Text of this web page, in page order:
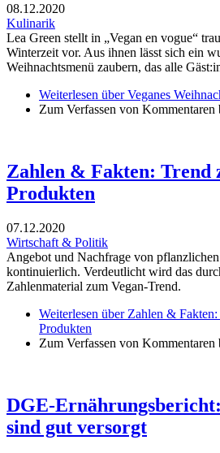
08.12.2020
Kulinarik
Lea Green stellt in „Vegan en vogue“
Winterzeit vor. Aus ihnen lässt sich ein
Weihnachtsmenü zaubern, das alle
Weiterlesen über Veganes
Zum Verfassen von Kommentaren
Zahlen & Fakten: Trend
Produkten
07.12.2020
Wirtschaft & Politik
Angebot und Nachfrage von
kontinuierlich. Verdeutlicht wird das
Zahlenmaterial zum Vegan-Trend.
Weiterlesen über Zahlen &
Produkten
Zum Verfassen von Kommentaren
DGE-
sind gut versorgt